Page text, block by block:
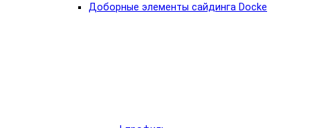
Доборные элементы сайдинга Docke